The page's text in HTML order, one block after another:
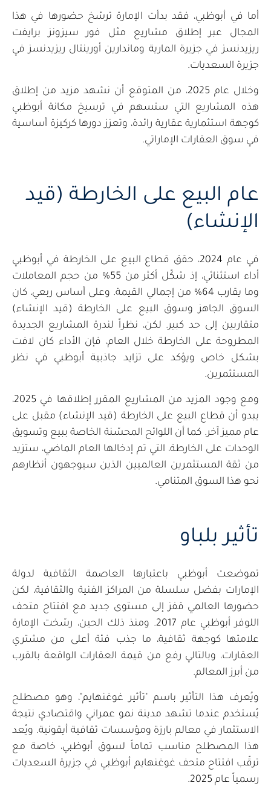
أما في أبوظبي، فقد بدأت الإمارة ترسّخ حضورها في هذا
المجال عبر إطلاق مشاريع مثل فور سيزونز برايفت
ريزيدنسز في جزيرة المارية وماندارين أورينتال ريزيدنسز في
جزيرة السعديات.
وخلال عام 2025، من المتوقع أن نشهد مزيد من إطلاق
هذه المشاريع التي ستسهم في ترسيخ مكانة أبوظبي
كوجهة استثمارية عقارية رائدة، وتعزز دورها كركيزة أساسية
في سوق العقارات الإماراتي.
عام البيع على الخارطة (قيد
الإنشاء)
في عام 2024، حقق قطاع البيع على الخارطة في أبوظبي
أداء استثنائي، إذ شكّل أكثر من 55% من حجم المعاملات
وما يقارب 64% من إجمالي القيمة. وعلى أساس ربعي، كان
السوق الجاهز وسوق البيع على الخارطة (قيد الإنشاء)
متقاربين إلى حد كبير. لكن، نظراً لندرة المشاريع الجديدة
المطروحة على الخارطة خلال العام، فإن الأداء كان لافت
بشكل خاص ويؤكد على تزايد جاذبية أبوظبي في نظر
المستثمرين.
ومع وجود المزيد من المشاريع المقرر إطلاقها في 2025،
يبدو أن قطاع البيع على الخارطة (قيد الإنشاء) مقبل على
عام مميز آخر. كما أن اللوائح المحسّنة الخاصة ببيع وتسويق
الوحدات على الخارطة، التي تم إدخالها العام الماضي، ستزيد
من ثقة المستثمرين العالميين الذين سيوجهون أنظارهم
نحو هذا السوق المتنامي.
تأثير بلباو
تموضعت أبوظبي باعتبارها العاصمة الثقافية لدولة
الإمارات بفضل سلسلة من المراكز الفنية والثقافية، لكن
حضورها العالمي قفز إلى مستوى جديد مع افتتاح متحف
اللوفر أبوظبي عام 2017. ومنذ ذلك الحين، رسّخت الإمارة
علامتها كوجهة ثقافية، ما جذب فئة أعلى من مشتري
العقارات، وبالتالي رفع من قيمة العقارات الواقعة بالقرب
من أبرز المعالم.
ويُعرف هذا التأثير باسم "تأثير غوغنهايم"، وهو مصطلح
يُستخدم عندما تشهد مدينة نمو عمراني واقتصادي نتيجة
الاستثمار في معالم بارزة ومؤسسات ثقافية أيقونية. ويُعد
هذا المصطلح مناسب تماماً لسوق أبوظبي، خاصة مع
ترقّب افتتاح متحف غوغنهايم أبوظبي في جزيرة السعديات
رسمياً عام 2025.